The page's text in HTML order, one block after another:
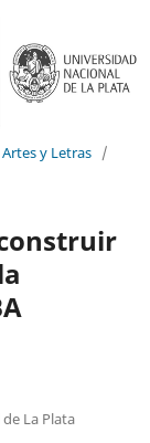
y Letras /
La Plata